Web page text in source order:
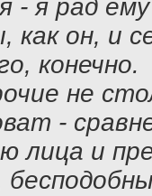
- я рад ему
как он, и
конечно.
не
-
лица и